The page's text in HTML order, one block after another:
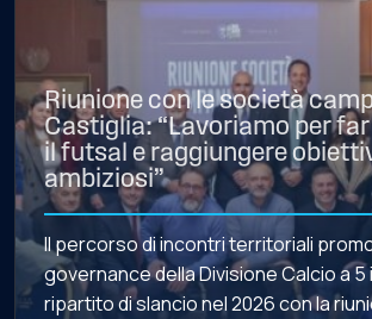
Riunione con le società
Castiglia: “Lavoriamo per
il futsal e raggiungere
ambiziosi”
Il percorso di incontri territoriali
governance della Divisione Calcio a 5
ripartito di slancio nel 2026 con la